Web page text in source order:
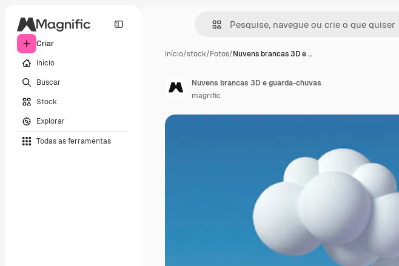
Criar
Início
Buscar
Stock
Explorar
Todas as ferramentas
Início/stock/Fotos/Nuvens brancas 3D e …
Nuvens brancas 3D e guarda-chuvas
magnific